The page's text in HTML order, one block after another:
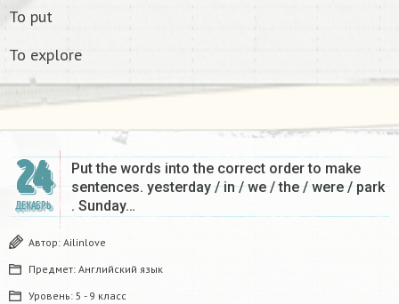
To put
To explore
24
ДЕКАБРЬ
Put the words into the correct order to make
sentences. yesterday / in / we / the / were / park
. Sunday…
Автор: Ailinlove
Предмет: Английский язык
Уровень: 5 - 9 класс